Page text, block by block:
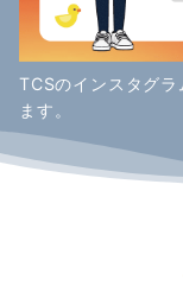
TCSのインスタグ
ます。